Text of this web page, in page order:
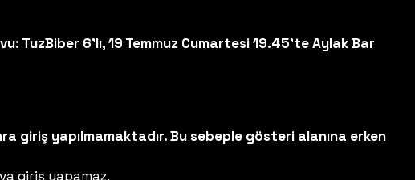
TuzBiber 6’lı, 19 Temmuz Cumartesi 19.45'te Aylak Bar
giriş yapılmamaktadır. Bu sebeple gösteri alanına erken
giriş yapamaz.